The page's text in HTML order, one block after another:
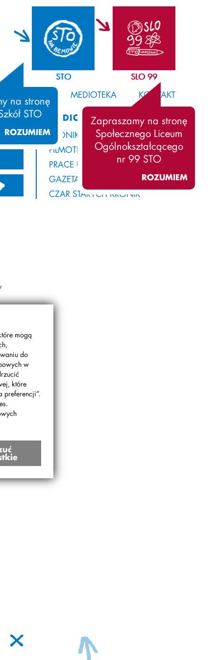
mogą
do
w
które
STO
na stronę
STO
ROZUMIEM
SLO 99
Zapraszamy na stronę
Społecznego Liceum
Ogólnokształcącego
nr 99 STO
ROZUMIEM
MEDIOTEKA KONTAKT
2014 2012/2013 2011/2012
MEDIOTEKA
KRONIKA
FILMOTEKA
PRACE UCZNIÓW
GAZETA Z ROGAMI
CZAR STARYCH KRONIK